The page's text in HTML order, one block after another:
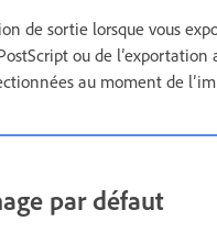
de sortie lorsque vous
ou de l’exportation
au moment de
par défaut